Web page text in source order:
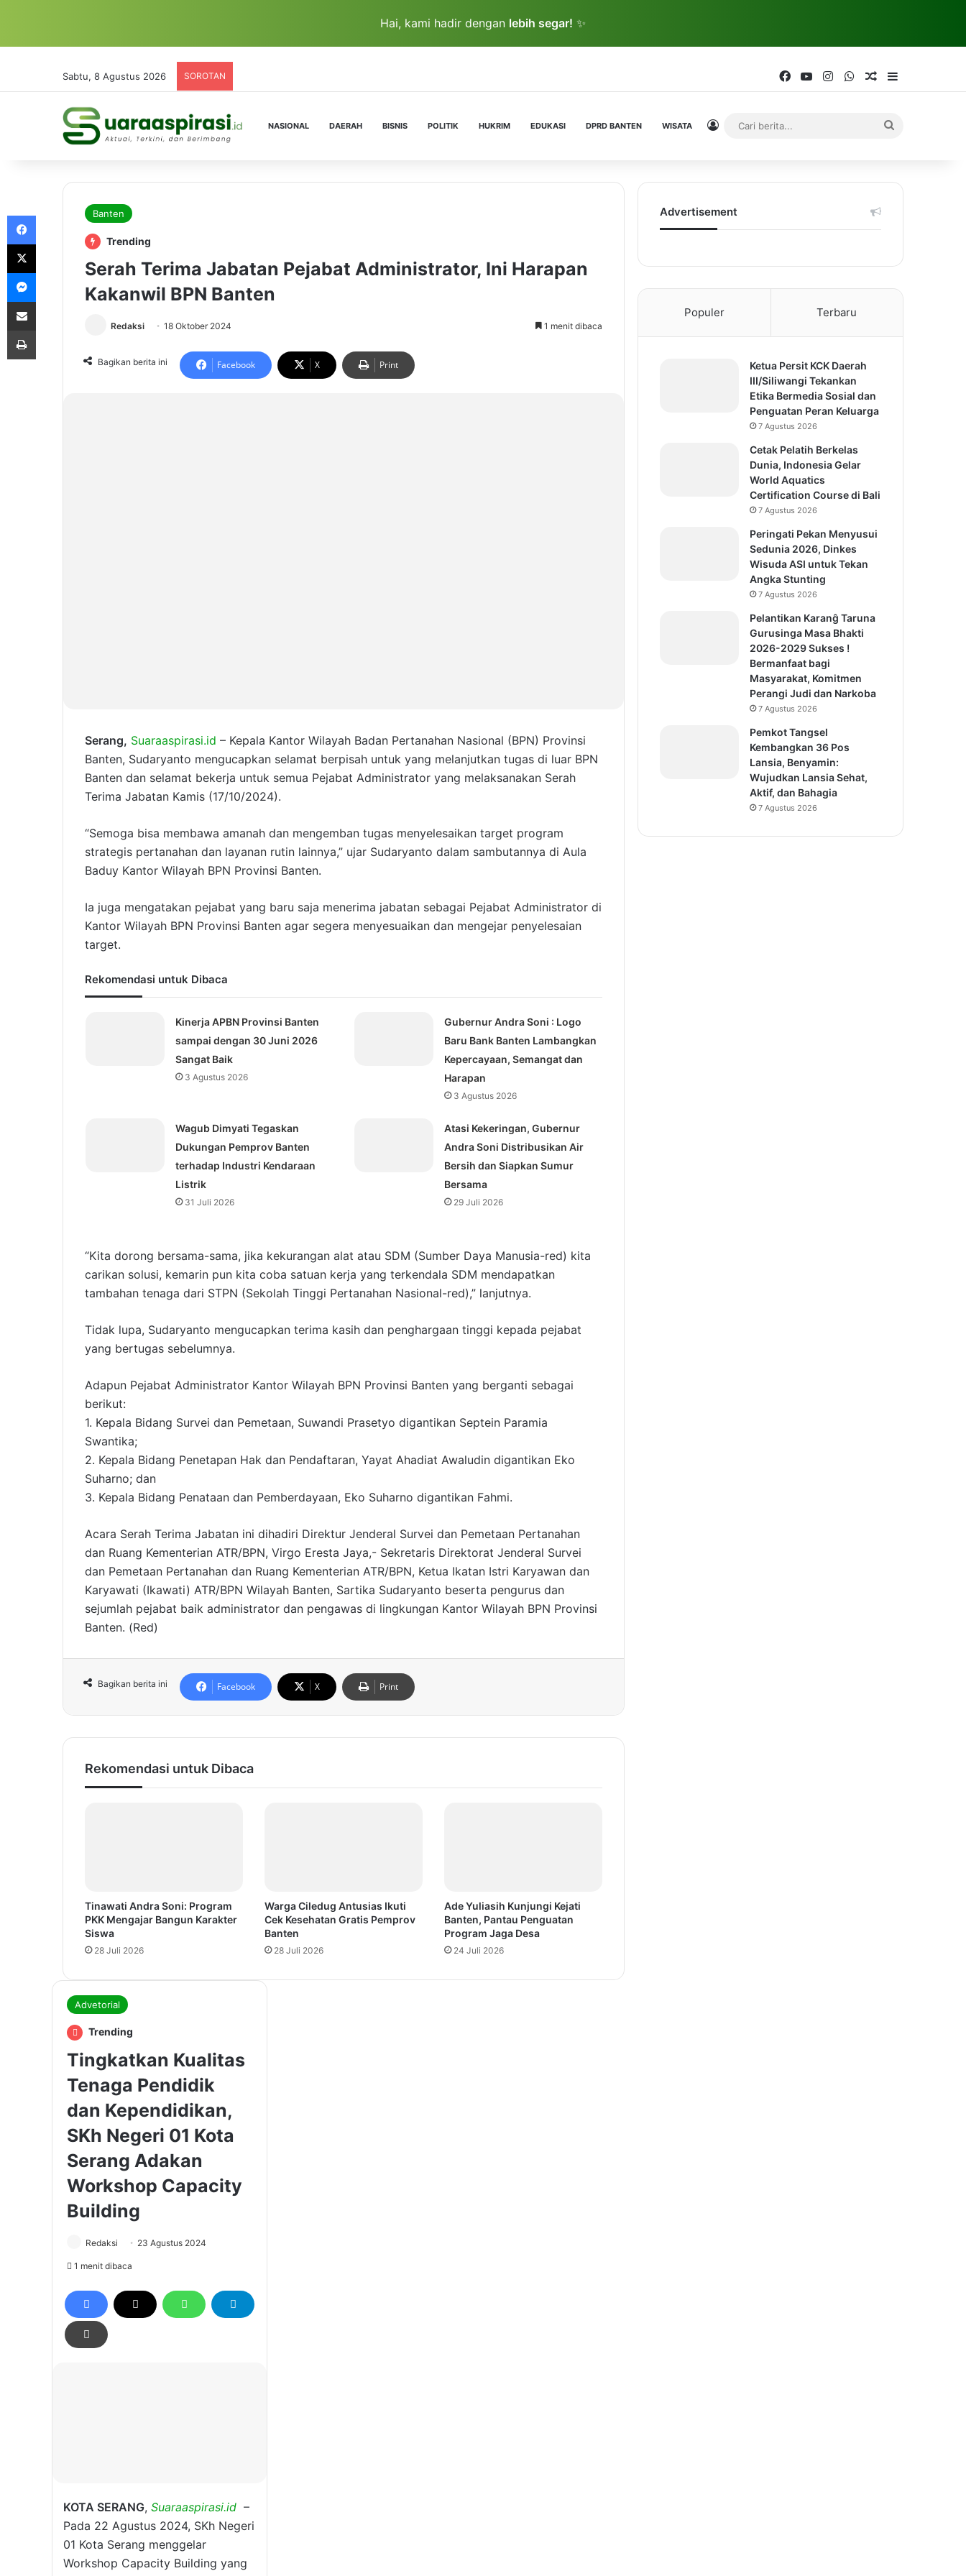
Hai, kami hadir dengan lebih segar! ✨
Sabtu, 8 Agustus 2026 SOROTAN FacebookYouTubeInstagramWhatsAppRandom Article
NASIONAL DAERAH BISNIS POLITIK HUKRIM EDUKASI DPRD BANTEN WISATA Log In
Banten
Trending
Serah Terima Jabatan Pejabat Administrator, Ini Harapan
Kakanwil BPN Banten
Redaksi 18 Oktober 2024 1 menit dibaca
Bagikan berita ini Facebook X Print
Serang, Suaraaspirasi.id – Kepala Kantor Wilayah Badan Pertanahan Nasional (BPN) Provinsi
Banten, Sudaryanto mengucapkan selamat berpisah untuk yang melanjutkan tugas di luar BPN
Banten dan selamat bekerja untuk semua Pejabat Administrator yang melaksanakan Serah
Terima Jabatan Kamis (17/10/2024).
“Semoga bisa membawa amanah dan mengemban tugas menyelesaikan target program
strategis pertanahan dan layanan rutin lainnya,” ujar Sudaryanto dalam sambutannya di Aula
Baduy Kantor Wilayah BPN Provinsi Banten.
Ia juga mengatakan pejabat yang baru saja menerima jabatan sebagai Pejabat Administrator di
Kantor Wilayah BPN Provinsi Banten agar segera menyesuaikan dan mengejar penyelesaian
target.
Rekomendasi untuk Dibaca
Kinerja APBN Provinsi Banten
sampai dengan 30 Juni 2026
Sangat Baik
3 Agustus 2026
Gubernur Andra Soni : Logo
Baru Bank Banten Lambangkan
Kepercayaan, Semangat dan
Harapan
3 Agustus 2026
Wagub Dimyati Tegaskan
Dukungan Pemprov Banten
terhadap Industri Kendaraan
Listrik
31 Juli 2026
Atasi Kekeringan, Gubernur
Andra Soni Distribusikan Air
Bersih dan Siapkan Sumur
Bersama
29 Juli 2026
“Kita dorong bersama-sama, jika kekurangan alat atau SDM (Sumber Daya Manusia-red) kita
carikan solusi, kemarin pun kita coba satuan kerja yang terkendala SDM mendapatkan
tambahan tenaga dari STPN (Sekolah Tinggi Pertanahan Nasional-red),” lanjutnya.
Tidak lupa, Sudaryanto mengucapkan terima kasih dan penghargaan tinggi kepada pejabat
yang bertugas sebelumnya.
Adapun Pejabat Administrator Kantor Wilayah BPN Provinsi Banten yang berganti sebagai
berikut:
1. Kepala Bidang Survei dan Pemetaan, Suwandi Prasetyo digantikan Septein Paramia
Swantika;
2. Kepala Bidang Penetapan Hak dan Pendaftaran, Yayat Ahadiat Awaludin digantikan Eko
Suharno; dan
3. Kepala Bidang Penataan dan Pemberdayaan, Eko Suharno digantikan Fahmi.
Acara Serah Terima Jabatan ini dihadiri Direktur Jenderal Survei dan Pemetaan Pertanahan
dan Ruang Kementerian ATR/BPN, Virgo Eresta Jaya,- Sekretaris Direktorat Jenderal Survei
dan Pemetaan Pertanahan dan Ruang Kementerian ATR/BPN, Ketua Ikatan Istri Karyawan dan
Karyawati (Ikawati) ATR/BPN Wilayah Banten, Sartika Sudaryanto beserta pengurus dan
sejumlah pejabat baik administrator dan pengawas di lingkungan Kantor Wilayah BPN Provinsi
Banten. (Red)
Bagikan berita ini Facebook X Print
Rekomendasi untuk Dibaca
Tinawati Andra Soni: Program
PKK Mengajar Bangun Karakter
Siswa
28 Juli 2026
Warga Ciledug Antusias Ikuti
Cek Kesehatan Gratis Pemprov
Banten
28 Juli 2026
Ade Yuliasih Kunjungi Kejati
Banten, Pantau Penguatan
Program Jaga Desa
24 Juli 2026
Advertisement
Populer Terbaru
Ketua Persit KCK Daerah
III/Siliwangi Tekankan
Etika Bermedia Sosial dan
Penguatan Peran Keluarga
7 Agustus 2026
Cetak Pelatih Berkelas
Dunia, Indonesia Gelar
World Aquatics
Certification Course di Bali
7 Agustus 2026
Peringati Pekan Menyusui
Sedunia 2026, Dinkes
Wisuda ASI untuk Tekan
Angka Stunting
7 Agustus 2026
Pelantikan Karanĝ Taruna
Gurusinga Masa Bhakti
2026-2029 Sukses !
Bermanfaat bagi
Masyarakat, Komitmen
Perangi Judi dan Narkoba
7 Agustus 2026
Pemkot Tangsel
Kembangkan 36 Pos
Lansia, Benyamin:
Wujudkan Lansia Sehat,
Aktif, dan Bahagia
7 Agustus 2026
Messenger